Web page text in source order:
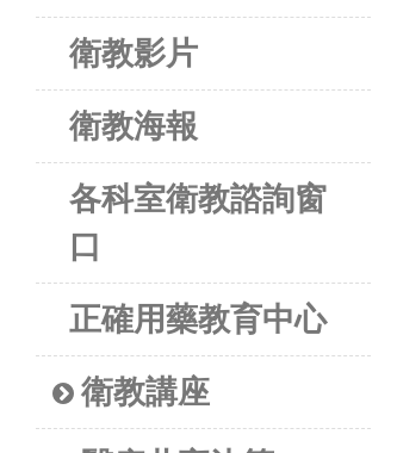
衛教影片
衛教海報
各科室衛教諮詢窗
口
正確用藥教育中心
衛教講座